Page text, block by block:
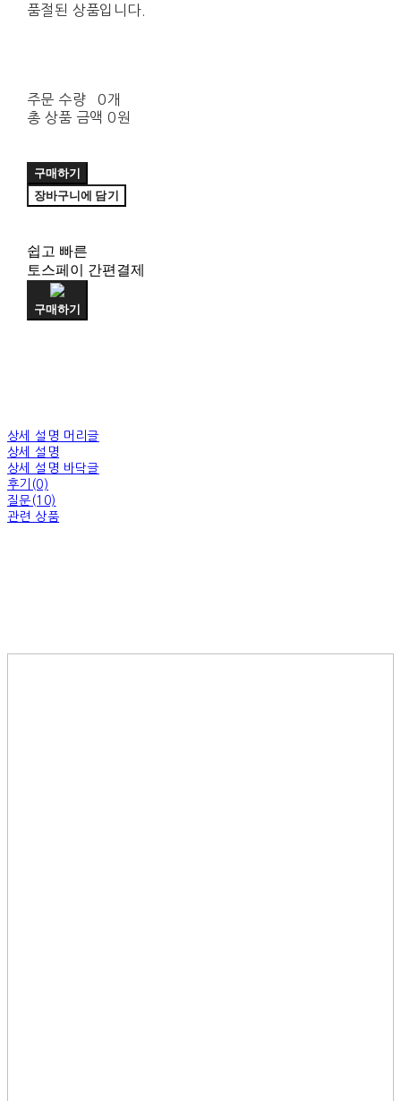
품절된 상품입니다.
주문 수량
0개
총 상품 금액 0원
구매하기
장바구니에 담기
쉽고 빠른
토스페이 간편결제
구매하기
상세 설명 머리글
상세 설명
상세 설명 바닥글
후기(0)
질문(10)
관련 상품